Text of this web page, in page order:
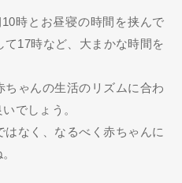
時とお昼寝の時間を挟んで
17時など、大まかな時間を
ゃんの生活のリズムに合わ
でしょう。
なく、なるべく赤ちゃんに